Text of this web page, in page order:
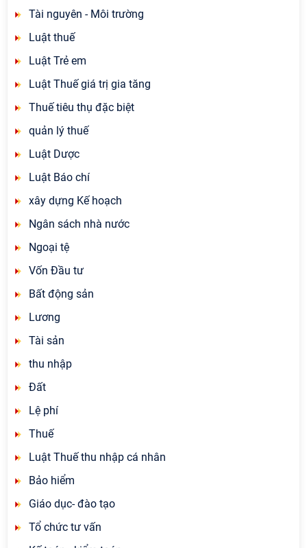
Tài nguyên - Môi trường
Luật thuế
Luật Trẻ em
Luật Thuế giá trị gia tăng
Thuế tiêu thụ đặc biệt
quản lý thuế
Luật Dược
Luật Báo chí
xây dựng Kế hoạch
Ngân sách nhà nước
Ngoại tệ
Vốn Đầu tư
Bất động sản
Lương
Tài sản
thu nhập
Đất
Lệ phí
Thuế
Luật Thuế thu nhập cá nhân
Bảo hiểm
Giáo dục- đào tạo
Tổ chức tư vấn